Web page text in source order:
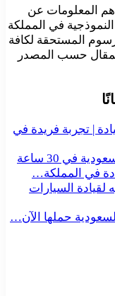
المعلومات عن
في المملكة
المستحقة لكافة
حسب المصدر
| تجربة فريدة في
في 30 ساعة
في المملكة…
السيارات
حملها الآن…